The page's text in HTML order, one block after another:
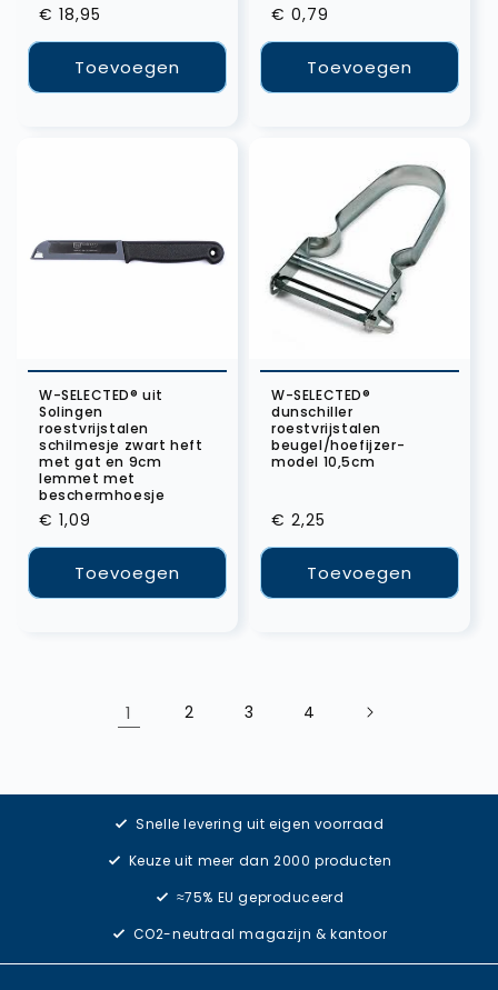
Normale
prijs
€ 18,95
Toevoegen
Normale
prijs
€ 0,79
Toevoegen
W-SELECTED® uit
Solingen
roestvrijstalen
schilmesje zwart heft
met gat en 9cm
lemmet met
beschermhoesje
Normale
prijs
€ 1,09
Toevoegen
W-SELECTED®
dunschiller
roestvrijstalen
beugel/hoefijzer-
model 10,5cm
Normale
prijs
€ 2,25
Toevoegen
1 2 3 4
Snelle levering uit eigen voorraad
Keuze uit meer dan 2000 producten
≈75% EU geproduceerd
CO2-neutraal magazijn & kantoor